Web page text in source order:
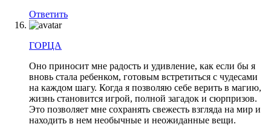
Ответить
ГОРЦА
Оно приносит мне радость и удивление, как если бы я
вновь стала ребенком, готовым встретиться с чудесами
на каждом шагу. Когда я позволяю себе верить в магию,
жизнь становится игрой, полной загадок и сюрпризов.
Это позволяет мне сохранять свежесть взгляда на мир и
находить в нем необычные и неожиданные вещи.